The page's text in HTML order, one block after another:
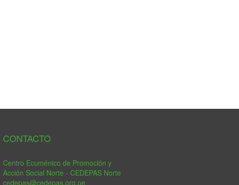
CONTACTO
Centro Ecuménico de Promoción y
Acción Social Norte - CEDEPAS Norte
cedepas@cedepas.org.pe